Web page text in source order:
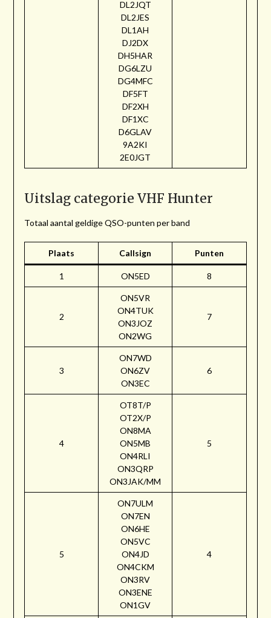
DL2JQT
DL2JES
DL1AH
DJ2DX
DH5HAR
DG6LZU
DG4MFC
DF5FT
DF2XH
DF1XC
D6GLAV
9A2KI
2E0JGT
Uitslag categorie VHF Hunter
Totaal aantal geldige QSO-punten per band
Plaats Callsign Punten
1 ON5ED 8
2
ON5VR
ON4TUK
ON3JOZ
ON2WG
7
3
ON7WD
ON6ZV
ON3EC
6
4
OT8T/P
OT2X/P
ON8MA
ON5MB
ON4RLI
ON3QRP
ON3JAK/MM
5
5
ON7ULM
ON7EN
ON6HE
ON5VC
ON4JD
ON4CKM
ON3RV
ON3ENE
ON1GV
4